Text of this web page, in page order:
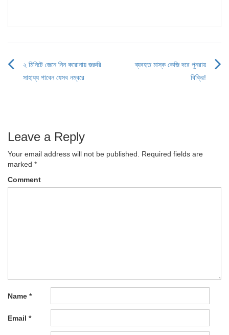
Post
২ মিনিটে জেনে নিন করোনায় জরুরি
সাহায্য পাবেন যেসব নম্বরে
ব্যবহৃত মাস্ক কেজি দরে পুনরায়
বিক্রি!
Leave a Reply
Your email address will not be published.
Required fields are
marked *
Comment
Name *
Email *